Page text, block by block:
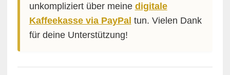
unkompliziert über meine digitale
Kaffeekasse via PayPal tun. Vielen Dank
für deine Unterstützung!